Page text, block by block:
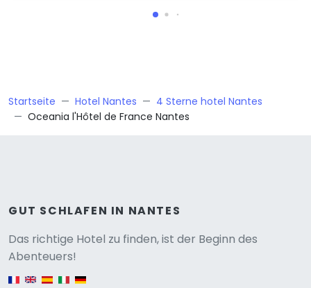
Startseite Hotel Nantes
4 Sterne hotel Nantes
Oceania l'Hôtel de France Nantes
GUT SCHLAFEN IN NANTES
Das richtige Hotel zu finden, ist der Beginn des
Abenteuers!
English version